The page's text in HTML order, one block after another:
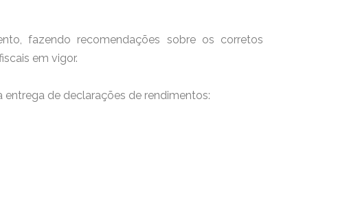
fazendo recomendações sobre os corretos
em vigor.
de declarações de rendimentos: